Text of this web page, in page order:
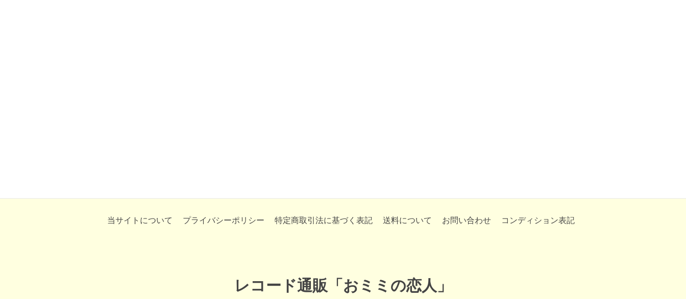
当サイトについて プライバシーポリシー 特定商取引法に基づく表記 送料について お問い合わせ コンディション表記
レコード通販「おミミの恋人」